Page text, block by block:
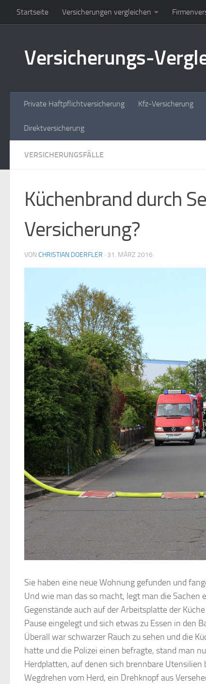
Zum Inhalt springen
Startseite Versicherungen vergleichen
Versicherungs-
Private Haftpflichtversicherung Kfz-Versicherung
Direktversicherung
VERSICHERUNGSFÄLLE
Küchenbrand durch
Versicherung?
VON CHRISTIAN DOERFLER · 31. MÄRZ 2016
Sie haben eine neue Wohnung gefunden und
Und wie man das so macht, legt man die
Gegenstände auch auf der Arbeitsplatte der
Pause eingelegt und sich etwas zu Essen in den
Überall war schwarzer Rauch zu sehen und die
hatte und die Polizei einen befragte, stand man
Herdplatten, auf denen sich brennbare
Wegdrehen vom Herd, ein Drehknopf aus